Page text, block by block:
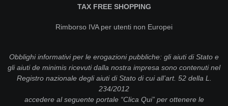
TAX FREE SHOPPING
Rimborso IVA per utenti non Europei
Obblighi informativi per le erogazioni pubbliche: gli aiuti di Stato e
gli aiuti de minimis ricevuti dalla nostra impresa sono contenuti nel
Registro nazionale degli aiuti di Stato di cui all’art. 52 della L.
234/2012
accedere al seguente portale “Clica Qui” per ottenere le